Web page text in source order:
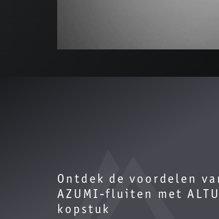
Ontdek de voordelen
AZUMI-fluiten met
kopstuk